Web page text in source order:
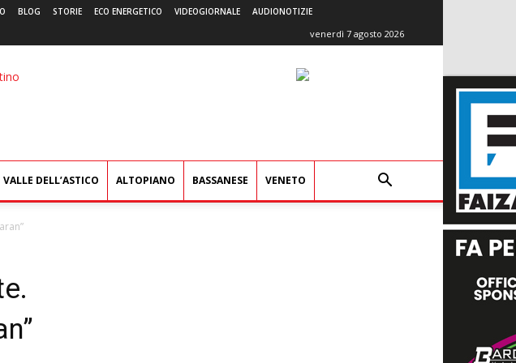
BLOG STORIE ECO ENERGETICO VIDEOGIORNALE AUDIONOTIZIE
venerdì 7 agosto 2026
VALLE DELL’ASTICO ALTOPIANO BASSANESE VENETO